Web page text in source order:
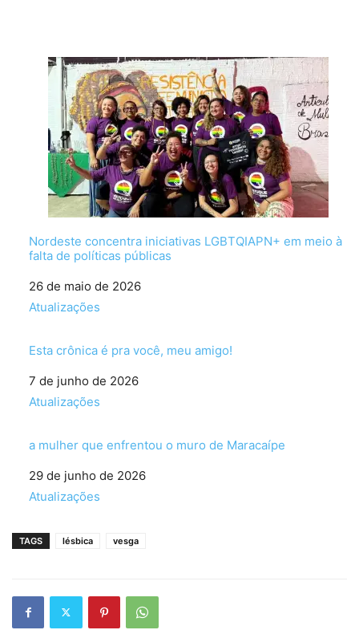
Nordeste concentra iniciativas LGBTQIAPN+ em meio à
falta de políticas públicas
Data
26 de maio de 2026
Em relação a
Atualizações
Esta crônica é pra você, meu amigo!
Data
7 de junho de 2026
Em relação a
Atualizações
a mulher que enfrentou o muro de Maracaípe
Data
29 de junho de 2026
Em relação a
Atualizações
TAGS lésbica vesga